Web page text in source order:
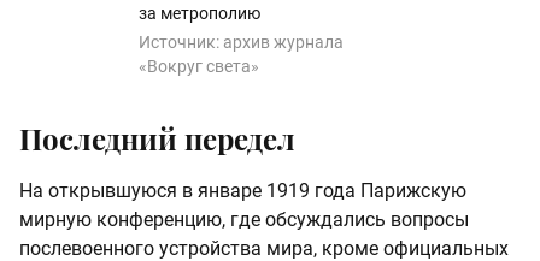
за метрополию
Источник: архив журнала
«Вокруг света»
Последний передел
На открывшуюся в январе 1919 года Парижскую
мирную конференцию, где обсуждались вопросы
послевоенного устройства мира, кроме официальных